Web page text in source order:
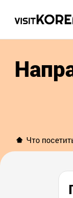
Что